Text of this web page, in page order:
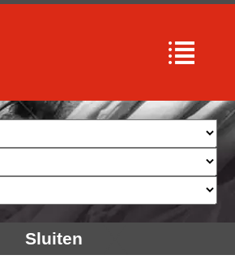
Sluiten